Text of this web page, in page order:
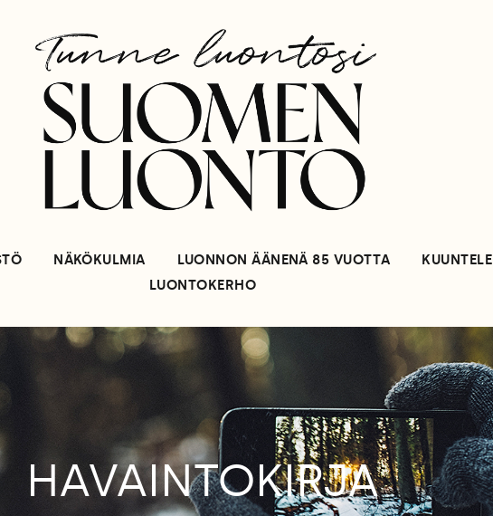
NÄKÖKULMIA LUONNON ÄÄNENÄ 85 VUOTTA KUUNTELE
LUONTOKERHO
HAVAINTOKIRJA